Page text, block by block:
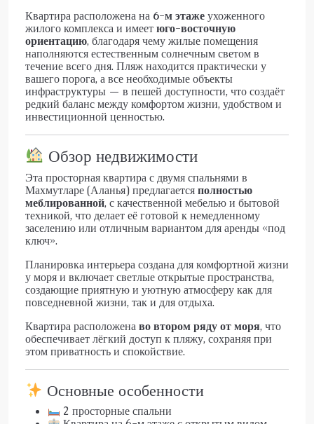
Квартира расположена на 6-м этажеухоженного
жилого комплекса и имеетюго-восточную
ориентацию, благодаря чему жилые помещения
наполняются естественным солнечным светом в
течение всего дня. Пляж находится практически у
вашего порога, а все необходимые объекты
инфраструктуры — в пешей доступности, что создаёт
редкий баланс между комфортом жизни, удобством и
инвестиционной ценностью.
Обзор недвижимости
Эта просторная квартира с двумя спальнями в
Махмутларе (Аланья) предлагаетсяполностью
меблированной, с качественной мебелью и бытовой
техникой, что делает её готовой к немедленному
заселению или отличным вариантом для аренды «под
ключ».
Планировка интерьера создана для комфортной жизни
у моря и включает светлые открытые пространства,
создающие приятную и уютную атмосферу как для
повседневной жизни, так и для отдыха.
Квартира расположенаво втором ряду от моря, что
обеспечивает лёгкий доступ к пляжу, сохраняя при
этом приватность и спокойствие.
Основные особенности
2 просторные спальни